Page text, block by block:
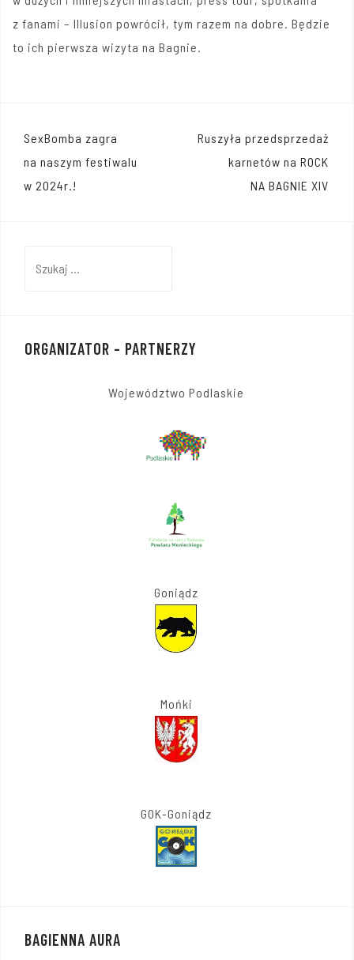
z fanami – Illusion powrócił, tym razem na dobre. Będzie
to ich pierwsza wizyta na Bagnie.
Nawigacja
wpisu
SexBomba zagra
na naszym festiwalu
w 2024r.!
Ruszyła przedsprzedaż
karnetów na ROCK
NA BAGNIE XIV
ORGANIZATOR – PARTNERZY
Województwo Podlaskie
Goniądz
Mońki
GOK-Goniądz
BAGIENNA AURA